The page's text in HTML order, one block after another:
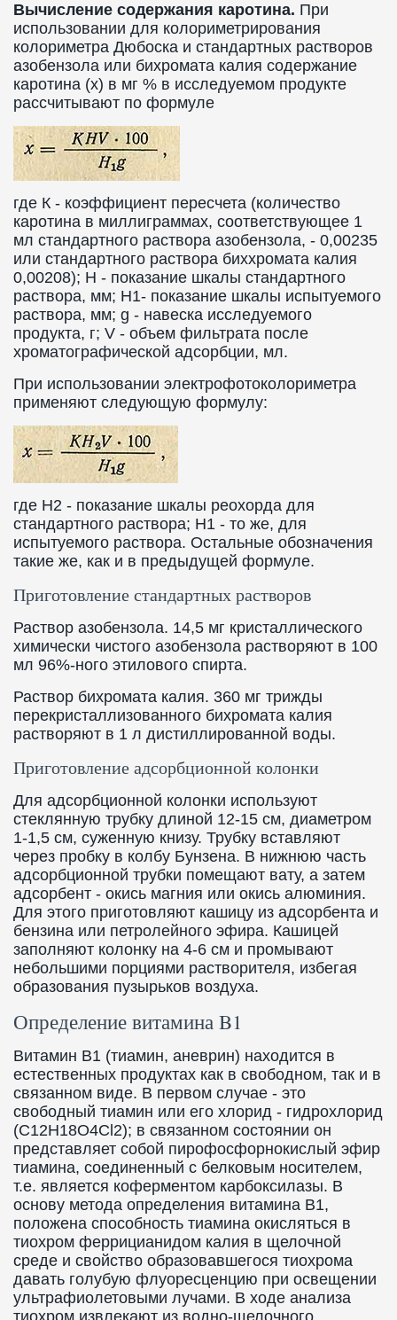
Вычисление содержания каротина. При
использовании для колориметрирования
колориметра Дюбоска и стандартных растворов
азобензола или бихромата калия содержание
каротина (х) в мг % в исследуемом продукте
рассчитывают по формуле
где К - коэффициент пересчета (количество
каротина в миллиграммах, соответствующее 1
мл стандартного раствора азобензола, - 0,00235
или стандартного раствора биххромата калия
0,00208); H - показание шкалы стандартного
раствора, мм; H1- показание шкалы испытуемого
раствора, мм; g - навеска исследуемого
продукта, г; V - объем фильтрата после
хроматографической адсорбции, мл.
При использовании электрофотоколориметра
применяют следующую формулу:
где H2 - показание шкалы реохорда для
стандартного раствора; H1 - то же, для
испытуемого раствора. Остальные обозначения
такие же, как и в предыдущей формуле.
Приготовление стандартных растворов
Раствор азобензола. 14,5 мг кристаллического
химически чистого азобензола растворяют в 100
мл 96%-ного этилового спирта.
Раствор бихромата калия. 360 мг трижды
перекристаллизованного бихромата калия
растворяют в 1 л дистиллированной воды.
Приготовление адсорбционной колонки
Для адсорбционной колонки используют
стеклянную трубку длиной 12-15 см, диаметром
1-1,5 см, суженную книзу. Трубку вставляют
через пробку в колбу Бунзена. В нижнюю часть
адсорбционной трубки помещают вату, а затем
адсорбент - окись магния или окись алюминия.
Для этого приготовляют кашицу из адсорбента и
бензина или петролейного эфира. Кашицей
заполняют колонку на 4-6 см и промывают
небольшими порциями растворителя, избегая
образования пузырьков воздуха.
Определение витамина B1
Витамин B1 (тиамин, аневрин) находится в
естественных продуктах как в свободном, так и в
связанном виде. В первом случае - это
свободный тиамин или его хлорид - гидрохлорид
(C12H18O4Cl2); в связанном состоянии он
представляет собой пирофосфорнокислый эфир
тиамина, соединенный с белковым носителем,
т.е. является коферментом карбоксилазы. В
основу метода определения витамина B1,
положена способность тиамина окисляться в
тиохром феррицианидом калия в щелочной
среде и свойство образовавшегося тиохрома
давать голубую флуоресценцию при освещении
ультрафиолетовыми лучами. В ходе анализа
тиохром извлекают из водно-щелочного